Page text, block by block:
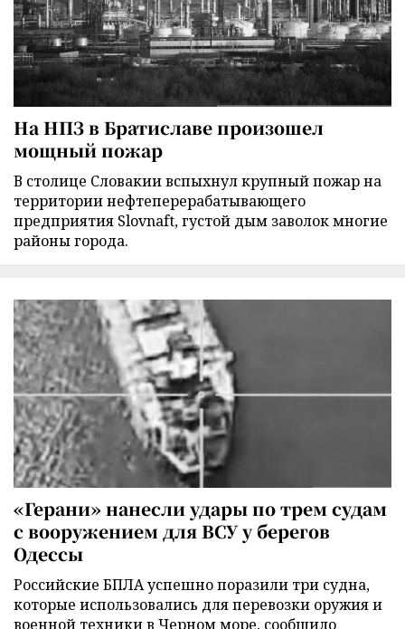
На НПЗ в Братиславе произошел
мощный пожар
В столице Словакии вспыхнул крупный пожар на
территории нефтеперерабатывающего
предприятия Slovnaft, густой дым заволок многие
районы города.
«Герани» нанесли удары по трем судам
с вооружением для ВСУ у берегов
Одессы
Российские БПЛА успешно поразили три судна,
которые использовались для перевозки оружия и
военной техники в Черном море, сообщило